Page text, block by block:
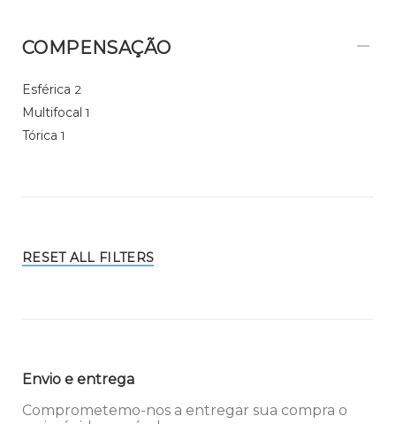
COMPENSAÇÃO
Esférica 2
Multifocal 1
Tórica 1
RESET ALL FILTERS
Envio e entrega
Comprometemo-nos a entregar sua compra o